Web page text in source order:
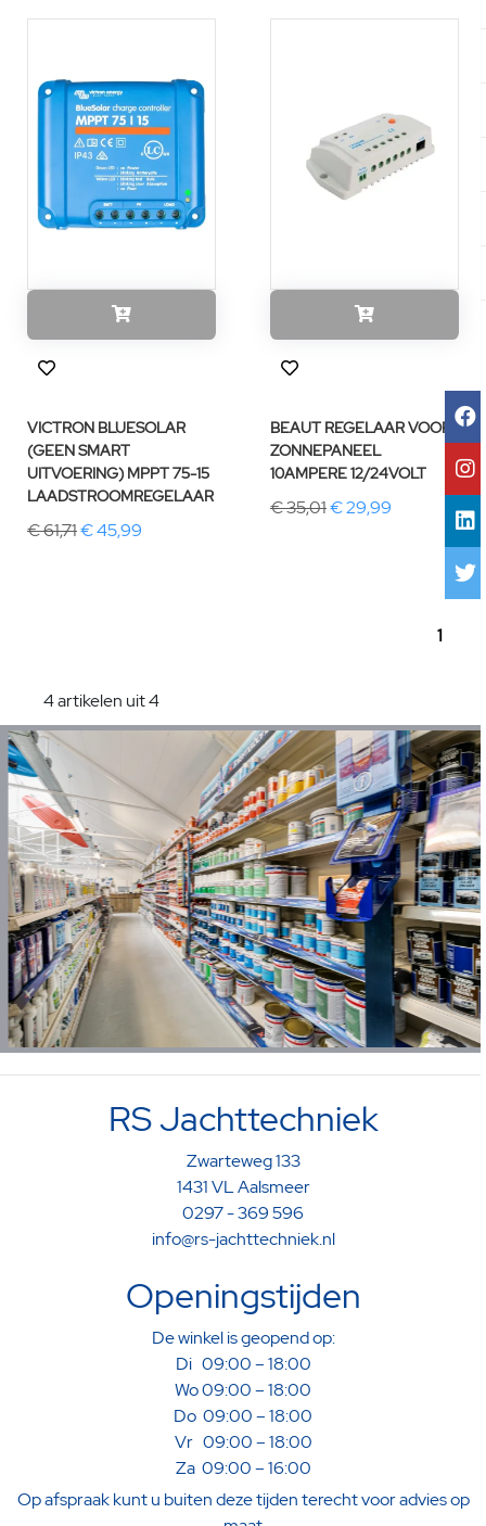
VICTRON BLUESOLAR
(GEEN SMART
UITVOERING) MPPT 75-15
LAADSTROOMREGELAAR
€ 61,71€ 45,99
BEAUT REGELAAR VOOR
ZONNEPANEEL
10AMPERE 12/24VOLT
€ 35,01€ 29,99
1
4 artikelen uit 4
RS Jachttechniek
Zwarteweg 133
1431 VL Aalsmeer
0297 - 369 596
info@rs-jachttechniek.nl
Openingstijden
De winkel is geopend op:
Di 09:00 – 18:00
Wo 09:00 – 18:00
Do 09:00 – 18:00
Vr 09:00 – 18:00
Za 09:00 – 16:00
Op afspraak kunt u buiten deze tijden terecht voor advies op